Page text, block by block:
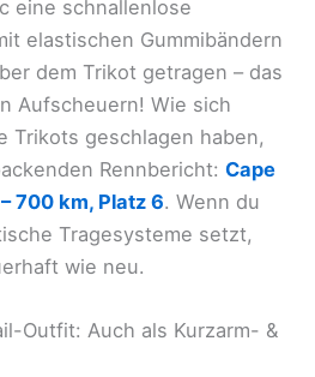
eine schnallenlose
elastischen Gummibändern
dem Trikot getragen – das
Aufscheuern! Wie sich
Trikots geschlagen haben,
Rennbericht: Cape
700 km, Platz 6. Wenn du
Tragesysteme setzt,
wie neu.
Outfit: Auch als Kurzarm- &